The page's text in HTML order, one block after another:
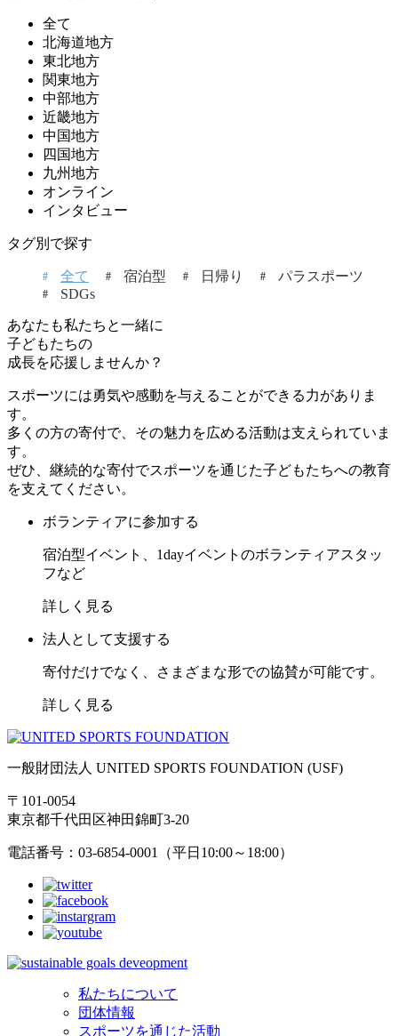
全て
北海道地方
東北地方
関東地方
中部地方
近畿地方
中国地方
四国地方
九州地方
オンライン
インタビュー
タグ別で探す
全て 宿泊型 日帰り
パラスポーツ
SDGs
あなたも私たちと一緒に
子どもたちの
成長を応援しませんか？
スポーツには勇気や感動を与えることができる力がありま
す。
多くの方の寄付で、その魅力を広める活動は支えられていま
す。
ぜひ、継続的な寄付でスポーツを通じた子どもたちへの教育
を支えてください。
ボランティアに参加する
宿泊型イベント、1dayイベントのボランティアスタッ
フなど
詳しく見る
法人として支援する
寄付だけでなく、さまざまな形での協賛が可能です。
詳しく見る
一般財団法人 UNITED SPORTS FOUNDATION (USF)
〒101-0054
東京都千代田区神田錦町3-20
電話番号：03-6854-0001（平日10:00～18:00）
私たちについて
団体情報
スポーツを通じた活動